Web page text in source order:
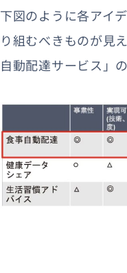
下図のように各アイ
り組むべきものが見
自動配達サービス」